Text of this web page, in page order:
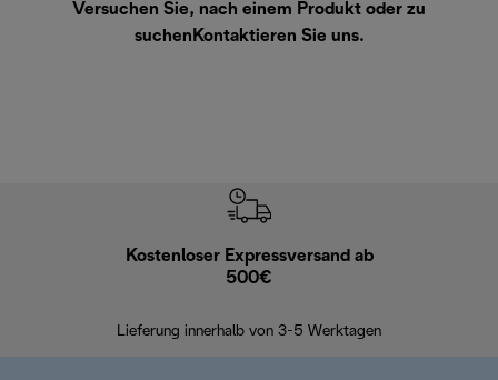
Versuchen Sie, nach einem Produkt oder zu
suchen Kontaktieren Sie uns.
Kostenloser Expressversand ab
500€
Lieferung innerhalb von 3-5 Werktagen